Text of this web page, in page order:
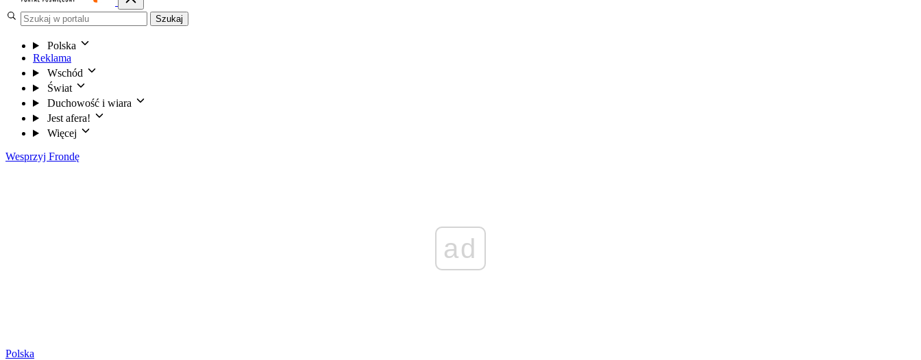
Szukaj
Polska
Reklama
Wschód
Świat
Duchowość i wiara
Jest afera!
Więcej
Wesprzyj Frondę
ad
Polska